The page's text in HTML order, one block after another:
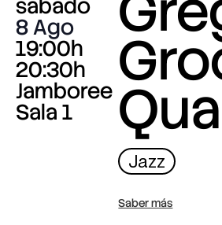
sábado
8 Ago
19:00h
20:30h
Jamboree
Sala 1
Jazz
Saber más